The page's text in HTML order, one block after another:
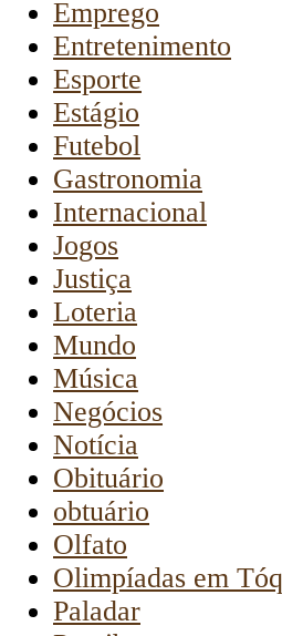
Emprego
Entretenimento
Esporte
Estágio
Futebol
Gastronomia
Internacional
Jogos
Justiça
Loteria
Mundo
Música
Negócios
Notícia
Obituário
obtuário
Olfato
Olimpíadas em
Paladar